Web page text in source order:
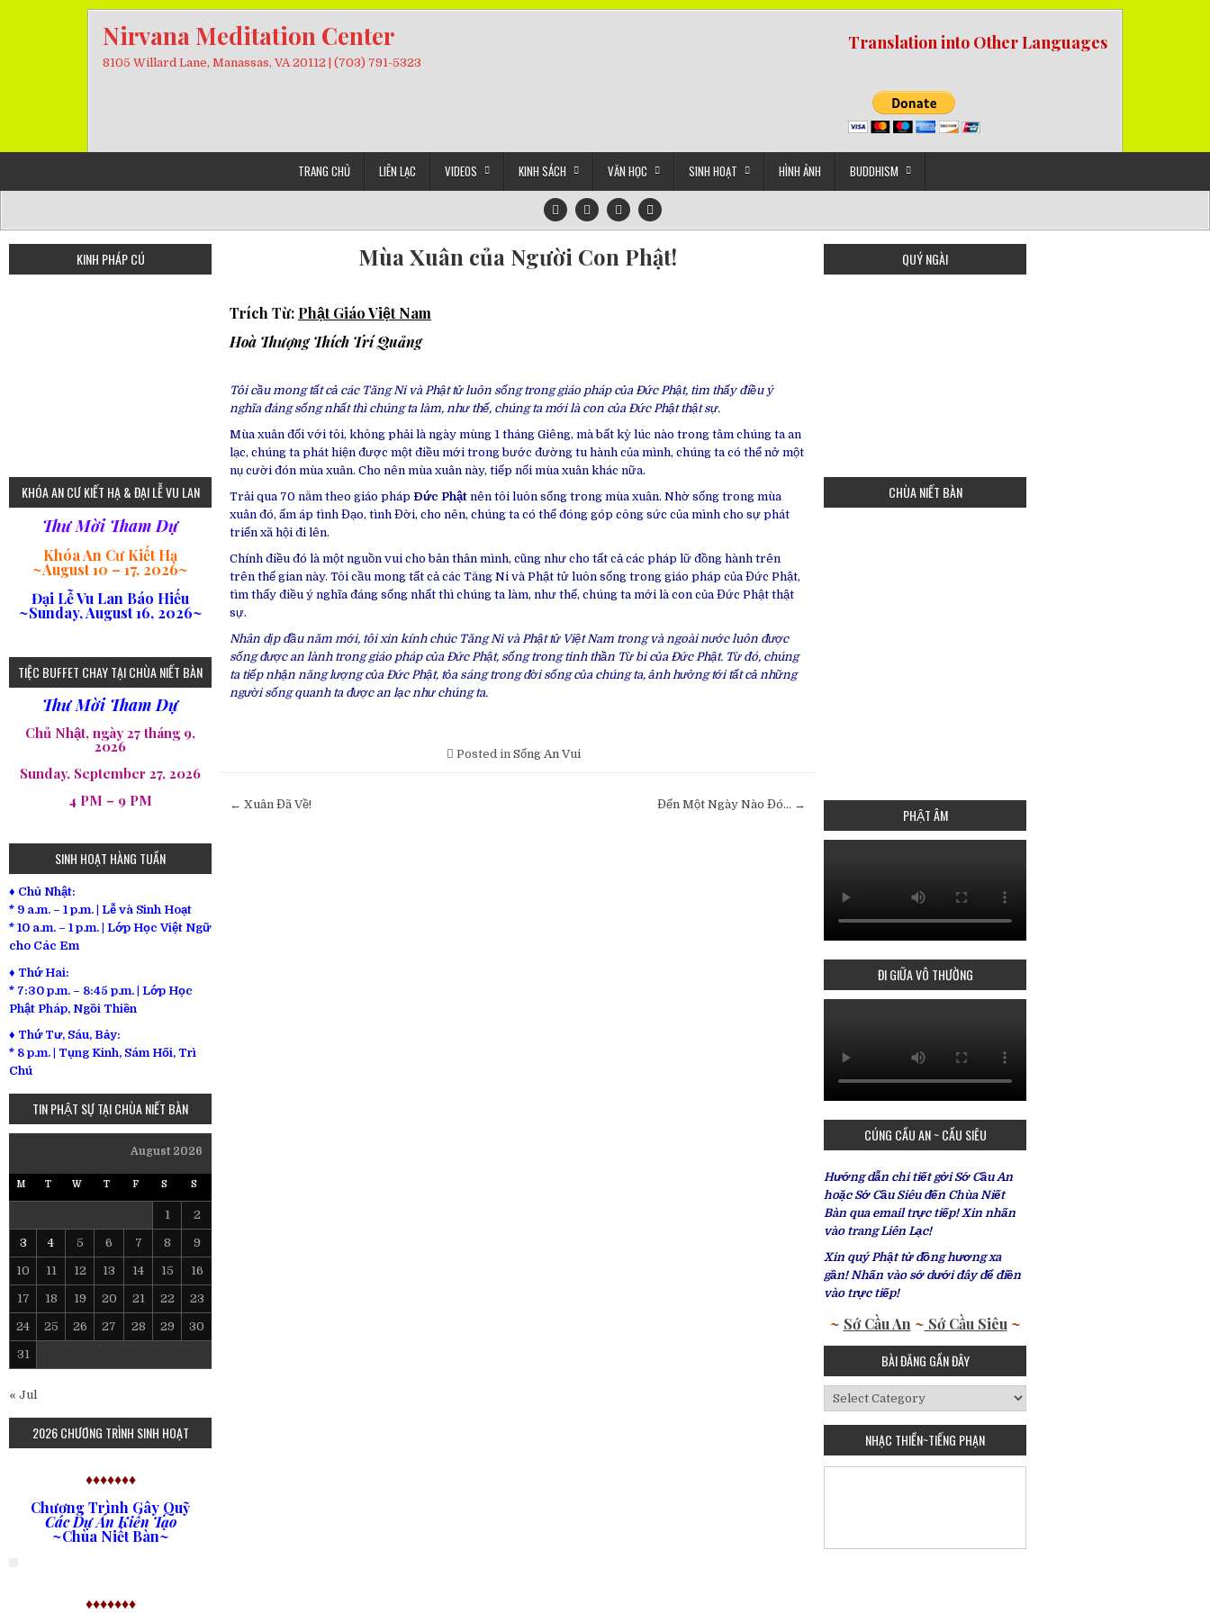
Nirvana Meditation Center
8105 Willard Lane, Manassas, VA 20112 | (703) 791-5323
Translation into Other Languages
TRANG CHỦ LIÊN LẠC VIDEOS KINH SÁCH VĂN HỌC SINH HOẠT HÌNH ẢNH BUDDHISM
Mùa Xuân của Người Con Phật!
Trích Từ: Phật Giáo Việt Nam
Hoà ThượngThích Trí Quảng
Tôi cầu mong tất cả các Tăng Ni và Phật tử luôn sống trong giáo pháp của Đức Phật, tìm thấy điều ý
nghĩa đáng sống nhất thì chúng ta làm, như thế, chúng ta mới là con của Đức Phật thật sự.
Mùa xuân đối với tôi, không phải là ngày mùng 1 tháng Giêng, mà bất kỳ lúc nào trong tâm chúng ta an
lạc, chúng ta phát hiện được một điều mới trong bước đường tu hành của mình, chúng ta có thể nở một
nụ cười đón mùa xuân. Cho nên mùa xuân này, tiếp nối mùa xuân khác nữa.
Trải qua 70 năm theo giáo pháp Đức Phật nên tôi luôn sống trong mùa xuân. Nhờ sống trong mùa
xuân đó, ấm áp tình Đạo, tình Đời, cho nên, chúng ta có thể đóng góp công sức của mình cho sự phát
triển xã hội đi lên.
Chính điều đó là một nguồn vui cho bản thân mình, cũng như cho tất cả các pháp lữ đồng hành trên
trên thế gian này. Tôi cầu mong tất cả các Tăng Ni và Phật tử luôn sống trong giáo pháp của Đức Phật,
tìm thấy điều ý nghĩa đáng sống nhất thì chúng ta làm, như thế, chúng ta mới là con của Đức Phật thật
sự.
Nhân dịp đầu năm mới, tôi xin kính chúc Tăng Ni và Phật tử Việt Nam trong và ngoài nước luôn được
sống được an lành trong giáo pháp của Đức Phật, sống trong tinh thần Từ bi của Đức Phật. Từ đó, chúng
ta tiếp nhận năng lượng của Đức Phật, tỏa sáng trong đời sống của chúng ta, ảnh hưởng tới tất cả những
người sống quanh ta được an lạc như chúng ta.
Posted in Sống An Vui
Post Đến Một Ngày Nào Đó… →
← Xuân Đã Về!
KINH PHÁP CÚ
KHÓA AN CƯ KIẾT HẠ & ĐẠI LỄ VU LAN
Thư Mời Tham Dự
Khóa An Cư Kiết Hạ
~August 10 – 17, 2026~
Đại Lễ Vu Lan Báo Hiếu
~Sunday, August 16, 2026~
TIỆC BUFFET CHAY TẠI CHÙA NIẾT BÀN
Thư Mời Tham Dự
Chủ Nhật, ngày 27 tháng 9,
2026
Sunday, September 27, 2026
4 PM – 9 PM
SINH HOẠT HÀNG TUẦN
♦ Chủ Nhật:
* 9 a.m. – 1 p.m. | Lễ và Sinh Hoạt
* 10 a.m. – 1 p.m. | Lớp Học Việt Ngữ
cho Các Em
♦ Thứ Hai:
* 7:30 p.m. – 8:45 p.m. | Lớp Học
Phật Pháp, Ngồi Thiền
♦ Thứ Tư, Sáu, Bảy:
* 8 p.m. | Tụng Kinh, Sám Hối, Trì
Chú
TIN PHẬT SỰ TẠI CHÙA NIẾT BÀN
August 2026
M T W T F S S
1 2
3 4 5 6 7 8 9
10 11 12 13 14 15 16
17 18 19 20 21 22 23
24 25 26 27 28 29 30
31
« Jul
2026 CHƯƠNG TRÌNH SINH HOẠT
♦♦♦♦♦♦♦
Chương Trình Gây Quỹ
Các Dự Án Kiến Tạo
~Chùa Niết Bàn~
♦♦♦♦♦♦♦
QUÝ NGÀI
CHÙA NIẾT BÀN
PHẬT ÂM
ĐI GIỮA VÔ THƯỜNG
CÚNG CẦU AN ~ CẦU SIÊU
Hướng dẫn chi tiết gởi Sớ Cầu An
hoặc Sớ Cầu Siêu đến Chùa Niết
Bàn qua email trực tiếp! Xin nhấn
vào trang Liên Lạc!
Xin quý Phật tử đồng hương xa
gần! Nhấn vào sớ dưới đây để điền
vào trực tiếp!
~ Sớ Cầu An ~ Sớ Cầu Siêu ~
BÀI ĐĂNG GẦN ĐÂY
Bài
Đăng
Gần
NHẠC THIỀN~TIẾNG PHẠN